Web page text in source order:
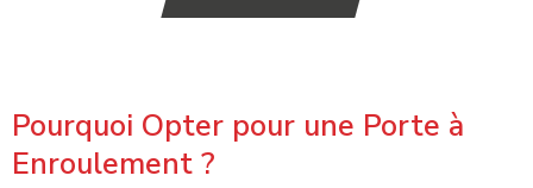
Pourquoi Opter pour une Porte à
Enroulement ?